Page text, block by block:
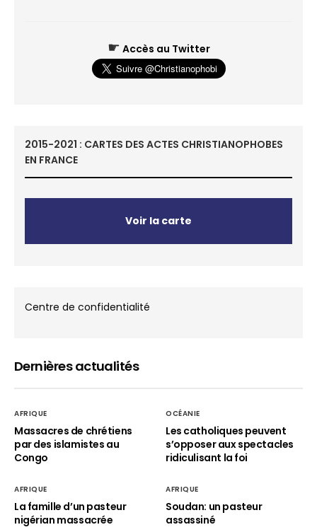
☛ Accès au Twitter
2015-2021 : CARTES DES ACTES CHRISTIANOPHOBES
EN FRANCE
Voir la carte
Centre de confidentialité
Dernières actualités
AFRIQUE
Massacres de chrétiens
par des islamistes au
Congo
OCÉANIE
Les catholiques peuvent
s’opposer aux spectacles
ridiculisant la foi
AFRIQUE
La famille d’un pasteur
nigérian massacrée
AFRIQUE
Soudan: un pasteur
assassiné